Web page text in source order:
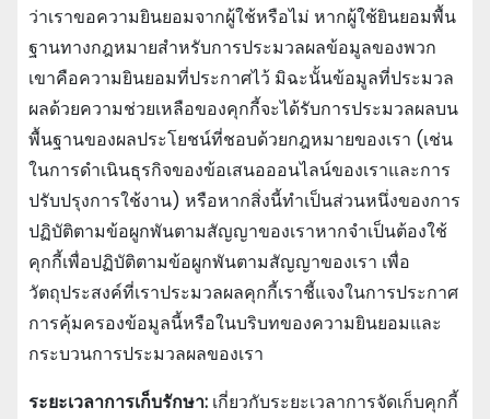
ว่าเราขอความยินยอมจากผู้ใช้หรือไม่ หากผู้ใช้ยินยอมพื้น
ฐานทางกฎหมายสําหรับการประมวลผลข้อมูลของพวก
เขาคือความยินยอมที่ประกาศไว้ มิฉะนั้นข้อมูลที่ประมวล
ผลด้วยความช่วยเหลือของคุกกี้จะได้รับการประมวลผลบน
พื้นฐานของผลประโยชน์ที่ชอบด้วยกฎหมายของเรา (เช่น
ในการดําเนินธุรกิจของข้อเสนอออนไลน์ของเราและการ
ปรับปรุงการใช้งาน) หรือหากสิ่งนี้ทําเป็นส่วนหนึ่งของการ
ปฏิบัติตามข้อผูกพันตามสัญญาของเราหากจําเป็นต้องใช้
คุกกี้เพื่อปฏิบัติตามข้อผูกพันตามสัญญาของเรา เพื่อ
วัตถุประสงค์ที่เราประมวลผลคุกกี้เราชี้แจงในการประกาศ
การคุ้มครองข้อมูลนี้หรือในบริบทของความยินยอมและ
กระบวนการประมวลผลของเรา
ระยะเวลาการเก็บรักษา: เกี่ยวกับระยะเวลาการจัดเก็บคุกกี้